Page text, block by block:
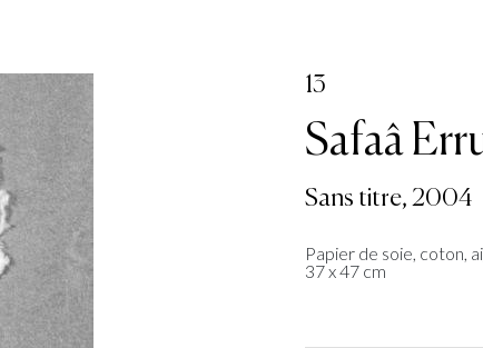
13
Safaâ
Sans titre, 2004
Papier de soie, coton,
37 x 47 cm